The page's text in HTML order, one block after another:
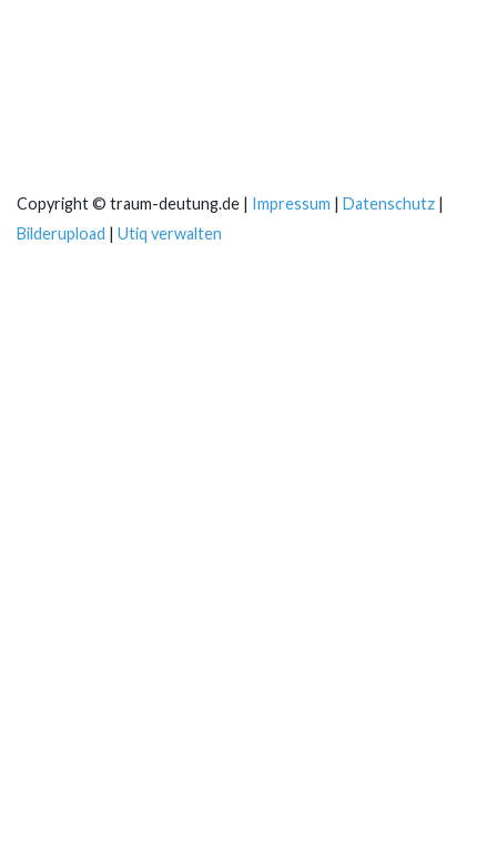
Copyright © traum-deutung.de | Impressum | Datenschutz |
Bilderupload | Utiq verwalten